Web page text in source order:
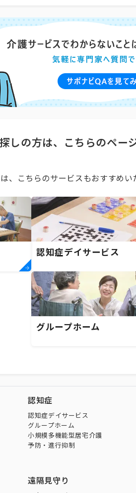
しの方は、こちらのペー
、こちらのサービスもおすすめい
認知症デイサービス
グループホーム
認知症
認知症デイサービス
グループホーム
小規模多機能型居宅介護
予防・進行抑制
遠隔見守り